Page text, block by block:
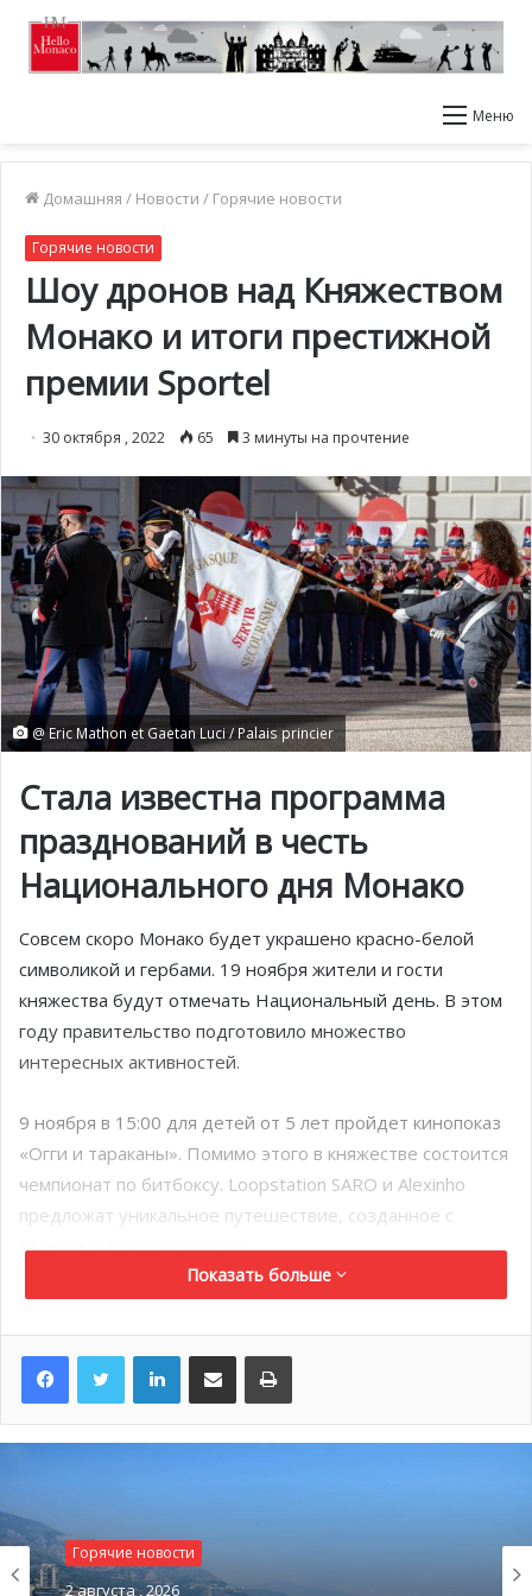
Меню
Домашняя / Новости / Горячие новости
Горячие новости
Шоу дронов над Княжеством
Монако и итоги престижной
премии Sportel
30 октября , 2022 65 3 минуты на прочтение
@ Eric Mathon et Gaetan Luci / Palais princier
Стала известна программа
празднований в честь
Национального дня Монако
Совсем скоро Монако будет украшено красно-белой
символикой и гербами. 19 ноября жители и гости
княжества будут отмечать Национальный день. В этом
году правительство подготовило множество
интересных активностей.
9 ноября в 15:00 для детей от 5 лет пройдет кинопоказ
«Огги и тараканы». Помимо этого в княжестве состоится
чемпионат по битбоксу. Loopstation SARO и Alexinho
предложат уникальное путешествие, созданное с
помощью музыки и звуков.
18 ноября в 20:00 ноября в небо над Княжеским
дворцом Монако поднимется две сотни дронов и
устроят 12-ти минутное световое шоу.
18 ноября в Espace Léo Ferré в 21:00 гости увидят
19 ноября в 18:00 состоится концерт сестер Камиллы и
Жюли. Бертолле (виолончель и скрипка).
Показать больше
LinkedInПоделиться по электронной почте Распечатать
Горячие новости
2 августа , 2026